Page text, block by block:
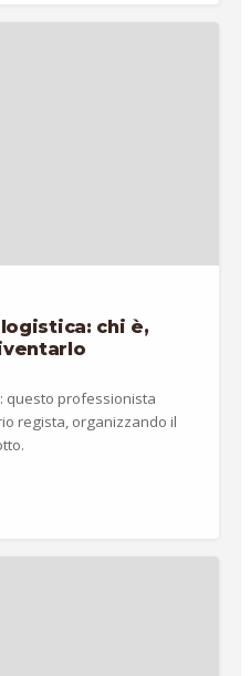
chi è,
questo professionista
regista, organizzando il